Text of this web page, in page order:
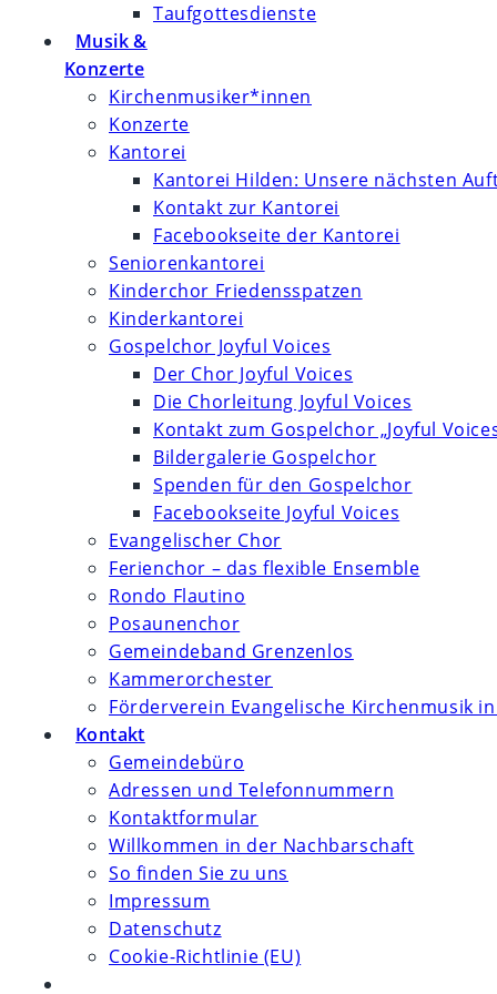
Taufgottesdienste
Musik &
Konzerte
Kirchenmusiker*innen
Konzerte
Kantorei
Kantorei Hilden: Unsere nächsten
Kontakt zur Kantorei
Facebookseite der Kantorei
Seniorenkantorei
Kinderchor Friedensspatzen
Kinderkantorei
Gospelchor Joyful Voices
Der Chor Joyful Voices
Die Chorleitung Joyful Voices
Kontakt zum Gospelchor „Joyful
Bildergalerie Gospelchor
Spenden für den Gospelchor
Facebookseite Joyful Voices
Evangelischer Chor
Ferienchor – das flexible Ensemble
Rondo Flautino
Posaunenchor
Gemeindeband Grenzenlos
Kammerorchester
Förderverein Evangelische Kirchenmusik
Kontakt
Gemeindebüro
Adressen und Telefonnummern
Kontaktformular
Willkommen in der Nachbarschaft
So finden Sie zu uns
Impressum
Datenschutz
Cookie-Richtlinie (EU)